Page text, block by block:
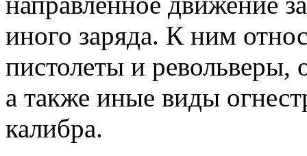
иного заряда. К ним
пистолеты и револьверы,
а также иные виды
калибра.